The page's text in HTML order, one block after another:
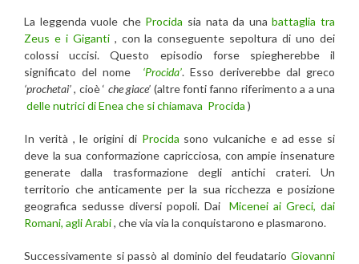
La leggenda vuole che Procida sia nata da unabattaglia tra
Zeus e i Giganti, con la conseguente sepoltura di uno dei
colossi uccisi. Questo episodio forse spiegherebbe il
significato del nome ‘Procida’. Esso deriverebbe dal greco
‘prochetai’, cioè ‘ che giace’ (altre fonti fanno riferimento a a una
delle nutrici di Enea che si chiamava Procida )
In verità , le origini di Procida sono vulcaniche e ad esse si
deve la sua conformazione capricciosa, con ampie insenature
generate dalla trasformazione degli antichi crateri. Un
territorio che anticamente per la sua ricchezza e posizione
geografica sedusse diversi popoli. DaiMicenei ai Greci, dai
Romani, agli Arabi, che via via la conquistarono e plasmarono.
Successivamente si passò al dominio del feudatario Giovanni